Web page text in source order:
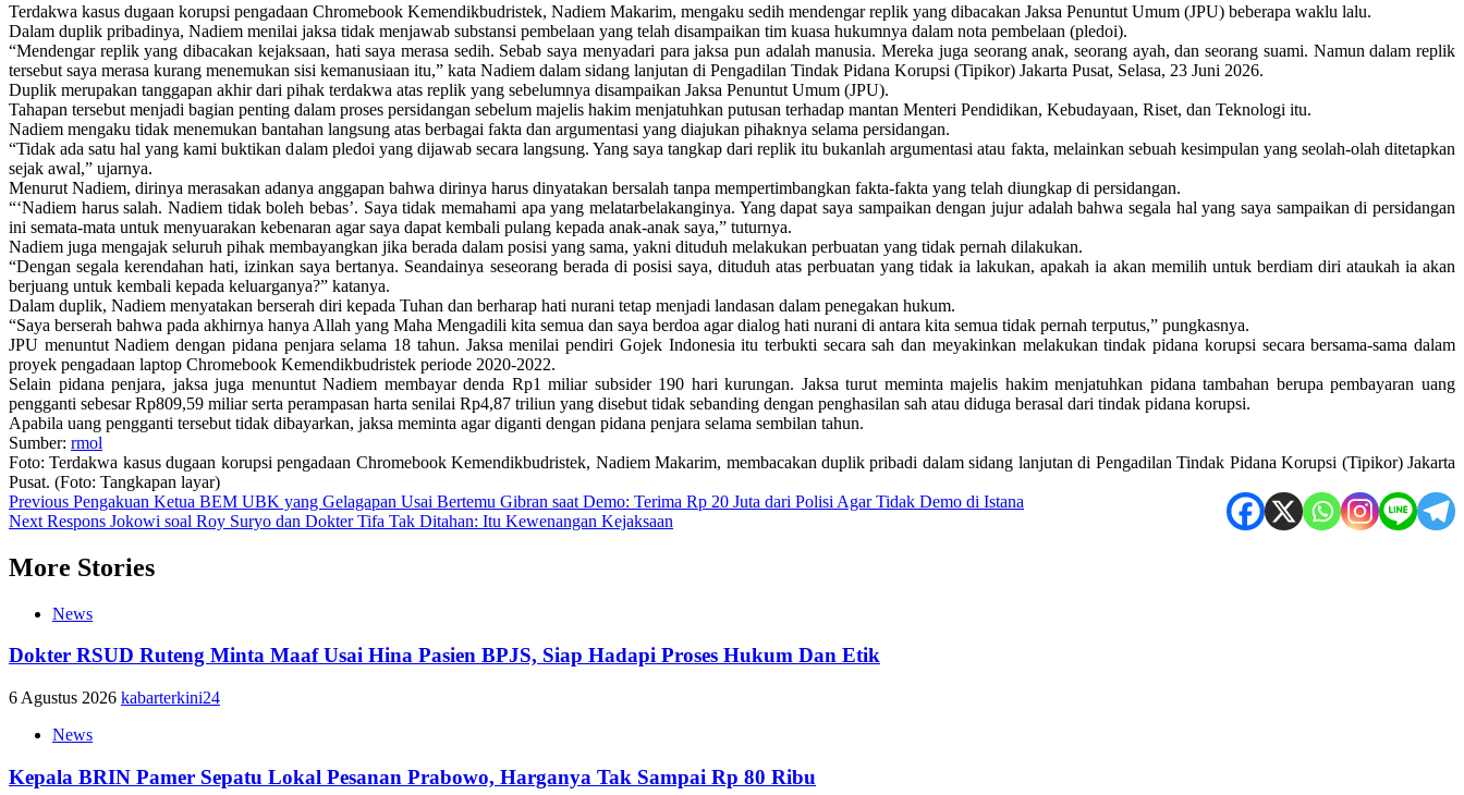
Terdakwa kasus dugaan korupsi pengadaan Chromebook Kemendikbudristek, Nadiem Makarim, mengaku sedih mendengar replik yang dibacakan Jaksa Penuntut Umum (JPU) beberapa waklu lalu.
Dalam duplik pribadinya, Nadiem menilai jaksa tidak menjawab substansi pembelaan yang telah disampaikan tim kuasa hukumnya dalam nota pembelaan (pledoi).
“Mendengar replik yang dibacakan kejaksaan, hati saya merasa sedih. Sebab saya menyadari para jaksa pun adalah manusia. Mereka juga seorang anak, seorang ayah, dan seorang suami. Namun dalam replik
tersebut saya merasa kurang menemukan sisi kemanusiaan itu,” kata Nadiem dalam sidang lanjutan di Pengadilan Tindak Pidana Korupsi (Tipikor) Jakarta Pusat, Selasa, 23 Juni 2026.
Duplik merupakan tanggapan akhir dari pihak terdakwa atas replik yang sebelumnya disampaikan Jaksa Penuntut Umum (JPU).
Tahapan tersebut menjadi bagian penting dalam proses persidangan sebelum majelis hakim menjatuhkan putusan terhadap mantan Menteri Pendidikan, Kebudayaan, Riset, dan Teknologi itu.
Nadiem mengaku tidak menemukan bantahan langsung atas berbagai fakta dan argumentasi yang diajukan pihaknya selama persidangan.
“Tidak ada satu hal yang kami buktikan dalam pledoi yang dijawab secara langsung. Yang saya tangkap dari replik itu bukanlah argumentasi atau fakta, melainkan sebuah kesimpulan yang seolah-olah ditetapkan
sejak awal,” ujarnya.
Menurut Nadiem, dirinya merasakan adanya anggapan bahwa dirinya harus dinyatakan bersalah tanpa mempertimbangkan fakta-fakta yang telah diungkap di persidangan.
“‘Nadiem harus salah. Nadiem tidak boleh bebas’. Saya tidak memahami apa yang melatarbelakanginya. Yang dapat saya sampaikan dengan jujur adalah bahwa segala hal yang saya sampaikan di persidangan
ini semata-mata untuk menyuarakan kebenaran agar saya dapat kembali pulang kepada anak-anak saya,” tuturnya.
Nadiem juga mengajak seluruh pihak membayangkan jika berada dalam posisi yang sama, yakni dituduh melakukan perbuatan yang tidak pernah dilakukan.
“Dengan segala kerendahan hati, izinkan saya bertanya. Seandainya seseorang berada di posisi saya, dituduh atas perbuatan yang tidak ia lakukan, apakah ia akan memilih untuk berdiam diri ataukah ia akan
berjuang untuk kembali kepada keluarganya?” katanya.
Dalam duplik, Nadiem menyatakan berserah diri kepada Tuhan dan berharap hati nurani tetap menjadi landasan dalam penegakan hukum.
“Saya berserah bahwa pada akhirnya hanya Allah yang Maha Mengadili kita semua dan saya berdoa agar dialog hati nurani di antara kita semua tidak pernah terputus,” pungkasnya.
JPU menuntut Nadiem dengan pidana penjara selama 18 tahun. Jaksa menilai pendiri Gojek Indonesia itu terbukti secara sah dan meyakinkan melakukan tindak pidana korupsi secara bersama-sama dalam
proyek pengadaan laptop Chromebook Kemendikbudristek periode 2020-2022.
Selain pidana penjara, jaksa juga menuntut Nadiem membayar denda Rp1 miliar subsider 190 hari kurungan. Jaksa turut meminta majelis hakim menjatuhkan pidana tambahan berupa pembayaran uang
pengganti sebesar Rp809,59 miliar serta perampasan harta senilai Rp4,87 triliun yang disebut tidak sebanding dengan penghasilan sah atau diduga berasal dari tindak pidana korupsi.
Apabila uang pengganti tersebut tidak dibayarkan, jaksa meminta agar diganti dengan pidana penjara selama sembilan tahun.
Sumber: rmol
Foto: Terdakwa kasus dugaan korupsi pengadaan Chromebook Kemendikbudristek, Nadiem Makarim, membacakan duplik pribadi dalam sidang lanjutan di Pengadilan Tindak Pidana Korupsi (Tipikor) Jakarta
Pusat. (Foto: Tangkapan layar)
Post
navigation
Previous Pengakuan Ketua BEM UBK yang Gelagapan Usai Bertemu Gibran saat Demo: Terima Rp 20 Juta dari Polisi Agar Tidak Demo di Istana
Next Respons Jokowi soal Roy Suryo dan Dokter Tifa Tak Ditahan: Itu Kewenangan Kejaksaan
More Stories
News
Dokter RSUD Ruteng Minta Maaf Usai Hina Pasien BPJS, Siap Hadapi Proses Hukum Dan Etik
6 Agustus 2026 kabarterkini24
News
Kepala BRIN Pamer Sepatu Lokal Pesanan Prabowo, Harganya Tak Sampai Rp 80 Ribu